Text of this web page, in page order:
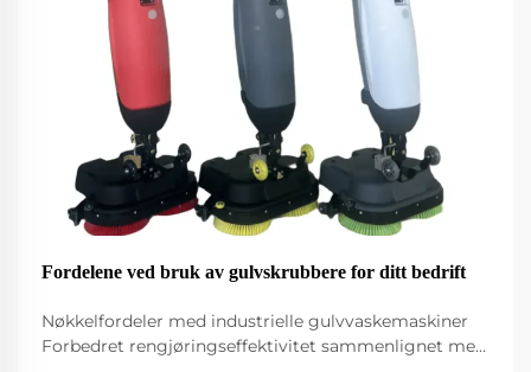
Fordelene ved bruk av gulvskrubbere for ditt bedrift
Nøkkelfordeler med industrielle gulvvaskemaskiner
Forbedret rengjøringseffektivitet sammenlignet med